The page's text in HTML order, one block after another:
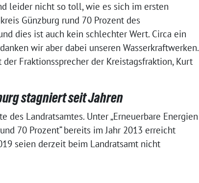
leider nicht so toll, wie es sich im ersten
Günzburg rund 70 Prozent des
dies ist auch kein schlechter Wert. Circa ein
wir aber dabei unseren Wasserkraftwerken.
Fraktionssprecher der Kreistagsfraktion, Kurt
stagniert seit Jahren
Landratsamtes. Unter „Erneuerbare Energien
70 Prozent“ bereits im Jahr 2013 erreicht
seien derzeit beim Landratsamt nicht